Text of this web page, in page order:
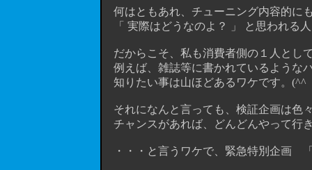
何はともあれ、チューニング内容的に
「 実際はどうなのよ？ 」 と思われる
だからこそ、私も消費者側の１人とし
例えば、雑誌等に書かれているよう
知りたい事は山ほどあるワケです。(^^
それになんと言っても、検証企画は色
チャンスがあれば、どんどんやって行
・・・と言うワケで、緊急特別企画